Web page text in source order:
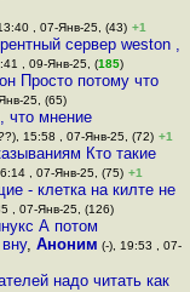
, 07-Янв-25, (43) +1
сервер weston ,
, 09-Янв-25, (185)
Просто потому что
25, (65)
что мнение
15:58 , 07-Янв-25, (72) +1
Кто такие
, 07-Янв-25, (75) +1
- клетка на килте не
, 07-Янв-25, (126)
А потом
, Аноним (-), 19:53 , 07-
надо читать как